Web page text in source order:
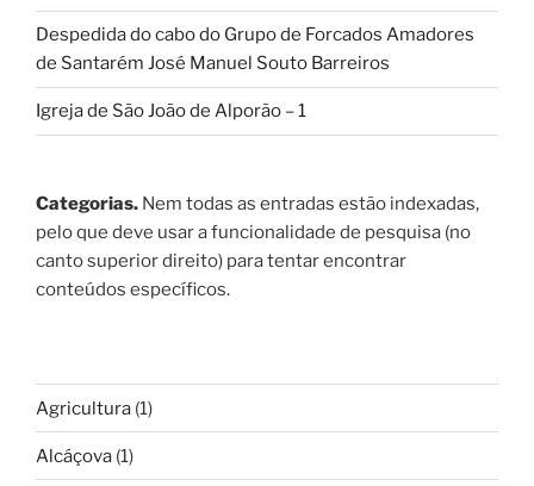
Despedida do cabo do Grupo de Forcados Amadores
de Santarém José Manuel Souto Barreiros
Igreja de São João de Alporão – 1
Categorias. Nem todas as entradas estão indexadas,
pelo que deve usar a funcionalidade de pesquisa (no
canto superior direito) para tentar encontrar
conteúdos específicos.
Agricultura (1)
Alcáçova (1)